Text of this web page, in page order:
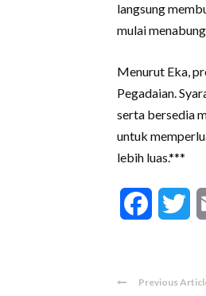
langsung
mulai
Menurut Eka,
Pegadaian.
serta bersedia
untuk
lebih luas.***
Previous